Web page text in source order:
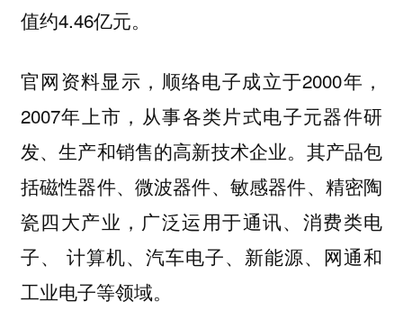
值约4.46亿元。
官网资料显示，顺络电子成立于2000年，
2007年上市，从事各类片式电子元器件研
发、生产和销售的高新技术企业。其产品包
括磁性器件、微波器件、敏感器件、精密陶
瓷四大产业，广泛运用于通讯、消费类电
子、 计算机、汽车电子、新能源、网通和
工业电子等领域。